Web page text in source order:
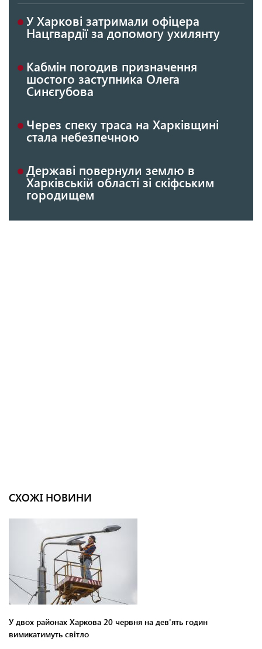
У Харкові затримали офіцера
Нацгвардії за допомогу ухилянту
Кабмін погодив призначення
шостого заступника Олега
Синєгубова
Через спеку траса на Харківщині
стала небезпечною
Державі повернули землю в
Харківській області зі скіфським
городищем
СХОЖІ НОВИНИ
У двох районах Харкова 20 червня на дев'ять годин
вимикатимуть світло